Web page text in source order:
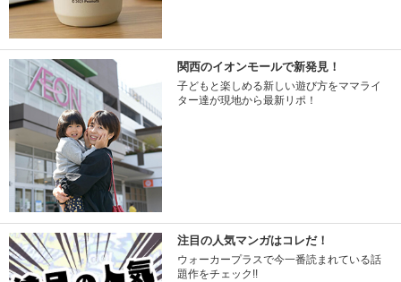
関西のイオンモールで新発見！
子どもと楽しめる新しい遊び方をママライ
ター達が現地から最新リポ！
注目の人気マンガはコレだ！
ウォーカープラスで今一番読まれている話
題作をチェック!!